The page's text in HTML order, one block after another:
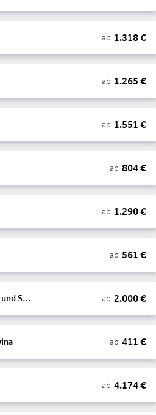
ab 1.318€
ab 1.265 €
ab 1.551 €
ab 804€
ab 1.290€
ab 561 €
Bonaire, Sint Eustatius und Saba ab 2.000€
ab 411 €
ab 4.174€